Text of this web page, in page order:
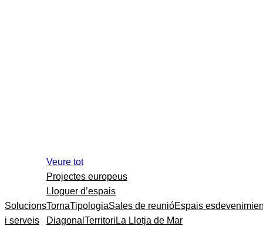
Solucions
i serveis
Veure tot
Projectes europeus
Lloguer d’espais
TornaTipologiaSales de reunióEspais
Diagonal Territori La Llotja de Mar